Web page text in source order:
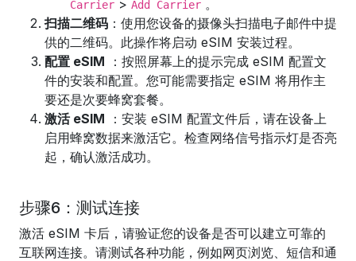
Carrier > Add Carrier 。
扫描二维码 ：使用您设备的摄像头扫描电子邮件中提
供的二维码。此操作将启动 eSIM 安装过程。
配置 eSIM ：按照屏幕上的提示完成 eSIM 配置文
件的安装和配置。您可能需要指定 eSIM 将用作主
要还是次要蜂窝套餐。
激活 eSIM ：安装 eSIM 配置文件后，请在设备上
启用蜂窝数据来激活它。检查网络信号指示灯是否亮
起，确认激活成功。
步骤6：测试连接
激活 eSIM 卡后，请验证您的设备是否可以建立可靠的
互联网连接。请测试各种功能，例如网页浏览、短信和通